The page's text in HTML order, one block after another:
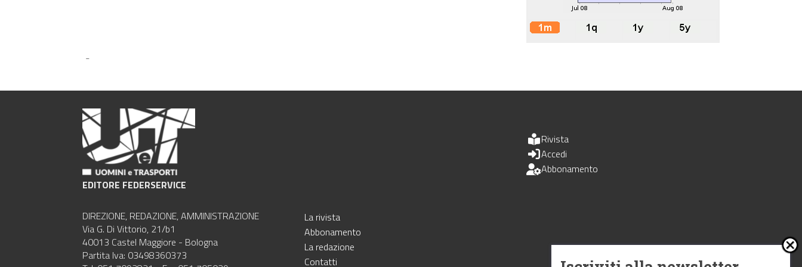
-
EDITORE FEDERSERVICE
DIREZIONE, REDAZIONE, AMMINISTRAZIONE
Via G. Di Vittorio, 21/b1
40013 Castel Maggiore - Bologna
Partita Iva: 03498360373
La rivista
Abbonamento
La redazione
Contatti
Rivista
Accedi
Abbonamento